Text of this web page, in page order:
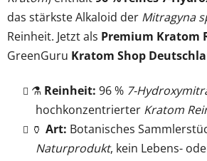
das stärkste Alkaloid der Mitragyna
Reinheit. Jetzt als Premium Kratom
GreenGuru Kratom Shop
⚗️ Reinheit: 96 % 7-
hochkonzentrierter Kratom
🏺 Art: Botanisches
Naturprodukt, kein Lebens-